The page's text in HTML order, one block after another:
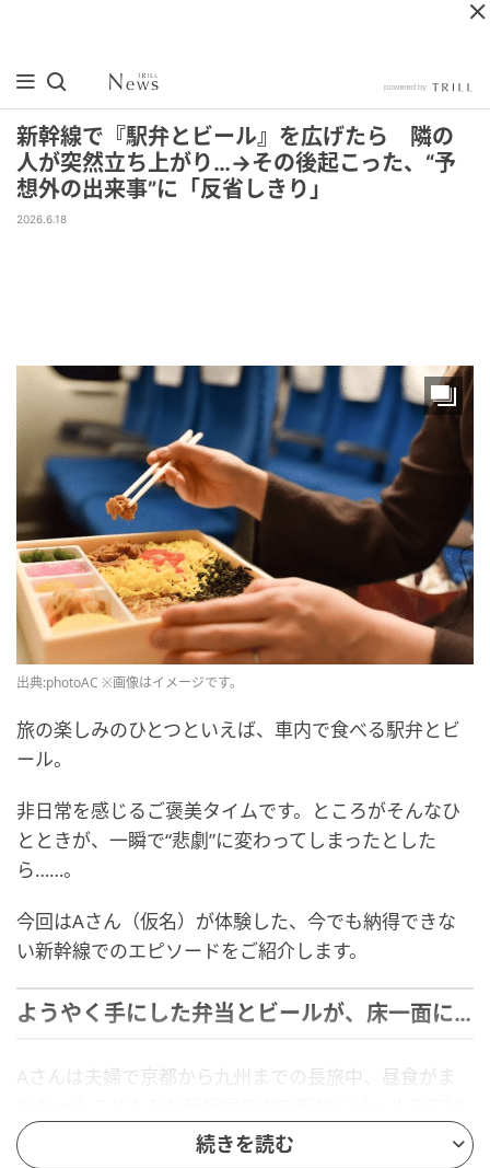
新幹線で『駅弁とビール』を広げたら 隣の
人が突然立ち上がり…→その後起こった、“予
想外の出来事”に「反省しきり」
2026.6.18
出典:photoAC ※画像はイメージです。
旅の楽しみのひとつといえば、車内で食べる駅弁とビ
ール。
非日常を感じるご褒美タイムです。ところがそんなひ
とときが、一瞬で“悲劇”に変わってしまったとした
ら……。
今回はAさん（仮名）が体験した、今でも納得できな
い新幹線でのエピソードをご紹介します。
ようやく手にした弁当とビールが、床一面に…
Aさんは夫婦で京都から九州までの長旅中、昼食がま
て、ようやく食事にありつけたといいます。
続きを読む